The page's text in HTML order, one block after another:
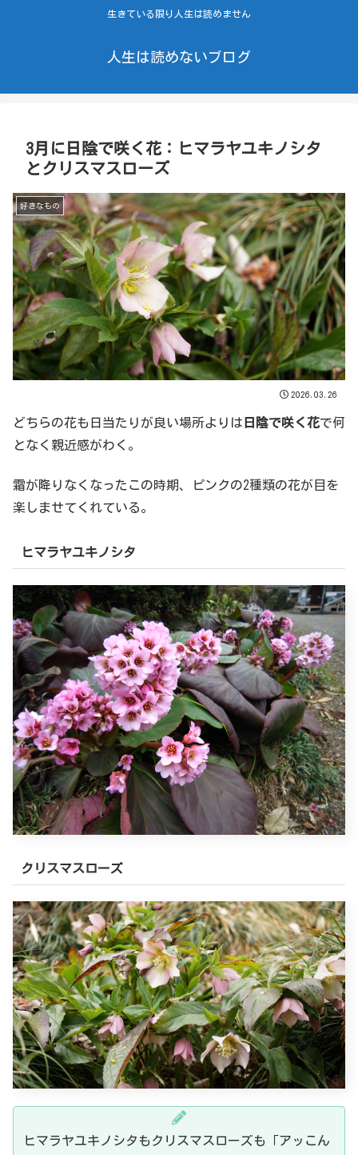
生きている限り人生は読めません
人生は読めないブログ
3月に日陰で咲く花：ヒマラヤユキノシタ
とクリスマスローズ
好きなもの
2026.03.26
どちらの花も日当たりが良い場所よりは 日陰で咲く花で何
となく親近感がわく。
霜が降りなくなったこの時期、ピンクの2種類の花が目を
楽しませてくれている。
ヒマラヤユキノシタ
クリスマスローズ
ヒマラヤユキノシタもクリスマスローズも「アッこん